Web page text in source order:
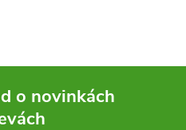
o novinkách